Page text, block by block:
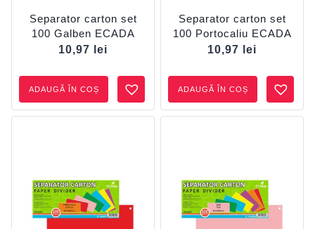
Separator carton set
100 Galben ECADA
10,97
lei
ADAUGĂ ÎN COȘ
Separator carton set
100 Portocaliu ECADA
10,97
lei
ADAUGĂ ÎN COȘ